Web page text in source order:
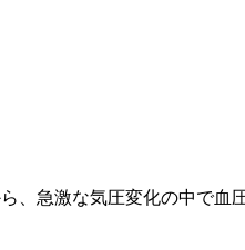
、急激な気圧変化の中で血